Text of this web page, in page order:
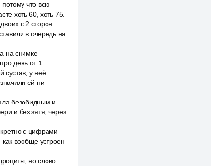
потому что всю
хоть 60, хоть 75.
с 2 сторон
в очередь на
на снимке
день от 1.
сустав, у неё
ей ни
безобидным и
и без зятя, через
с цифрами
как вообще устроен
но слово